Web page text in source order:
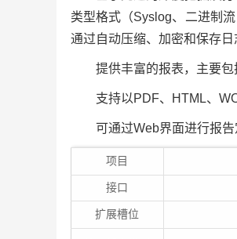
类型格式（Syslog、二进制
通过自动压缩、加密和保存
提供丰富的报表，主要包
支持以PDF、HTML、
可通过Web界面进行报
项目
接口
扩展槽位